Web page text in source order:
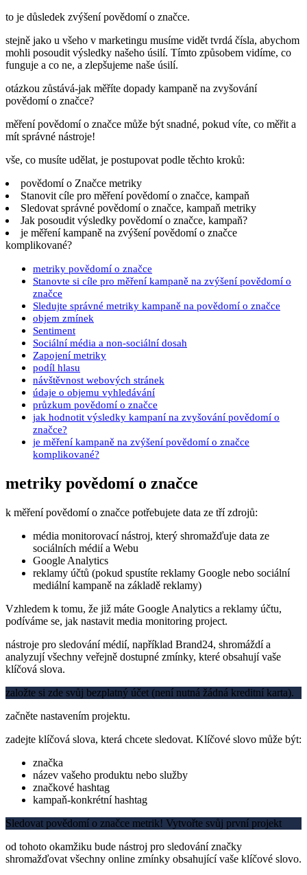
to je důsledek zvýšení povědomí o značce.
stejně jako u všeho v marketingu musíme vidět tvrdá čísla, abychom
mohli posoudit výsledky našeho úsilí. Tímto způsobem vidíme, co
funguje a co ne, a zlepšujeme naše úsilí.
otázkou zůstává-jak měříte dopady kampaně na zvyšování
povědomí o značce?
měření povědomí o značce může být snadné, pokud víte, co měřit a
mít správné nástroje!
vše, co musíte udělat, je postupovat podle těchto kroků:
povědomí o Značce metriky
Stanovit cíle pro měření povědomí o značce, kampaň
Sledovat správné povědomí o značce, kampaň metriky
Jak posoudit výsledky povědomí o značce, kampaň?
je měření kampaně na zvýšení povědomí o značce
komplikované?
metriky povědomí o značce
Stanovte si cíle pro měření kampaně na zvýšení povědomí o
značce
Sledujte správné metriky kampaně na povědomí o značce
objem zmínek
Sentiment
Sociální média a non-sociální dosah
Zapojení metriky
podíl hlasu
návštěvnost webových stránek
údaje o objemu vyhledávání
průzkum povědomí o značce
jak hodnotit výsledky kampaní na zvyšování povědomí o
značce?
je měření kampaně na zvýšení povědomí o značce
komplikované?
metriky povědomí o značce
k měření povědomí o značce potřebujete data ze tří zdrojů:
média monitorovací nástroj, který shromažďuje data ze
sociálních médií a Webu
Google Analytics
reklamy účtů (pokud spustíte reklamy Google nebo sociální
mediální kampaně na základě reklamy)
Vzhledem k tomu, že již máte Google Analytics a reklamy účtu,
podíváme se, jak nastavit media monitoring project.
nástroje pro sledování médií, například Brand24, shromáždí a
analyzují všechny veřejně dostupné zmínky, které obsahují vaše
klíčová slova.
založte si zde svůj bezplatný účet (není nutná žádná kreditní karta).
začněte nastavením projektu.
zadejte klíčová slova, která chcete sledovat. Klíčové slovo může být:
značka
název vašeho produktu nebo služby
značkové hashtag
kampaň-konkrétní hashtag
Sledovat povědomí o značce metrik! Vytvořte svůj první projekt
od tohoto okamžiku bude nástroj pro sledování značky
shromažďovat všechny online zmínky obsahující vaše klíčové slovo.